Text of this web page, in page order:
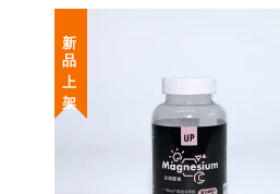
新 品 上 架